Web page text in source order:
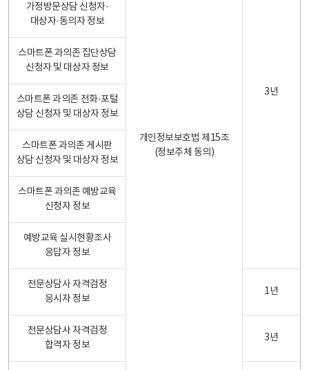
개인정보보호법 제15조
(정보주체 동의)
3년
가정방문상담 신청자·
대상자·동의자 정보
스마트폰 과의존 집단상담
신청자 및 대상자 정보
스마트폰 과의존 전화·포털
상담 신청자 및 대상자 정보
스마트폰 과의존 게시판
상담 신청자 및 대상자 정보
스마트폰 과의존 예방교육
신청자 정보
예방교육 실시현황조사
응답자 정보
전문상담사 자격검정
응시자 정보
1년
전문상담사 자격검정
합격자 정보
3년